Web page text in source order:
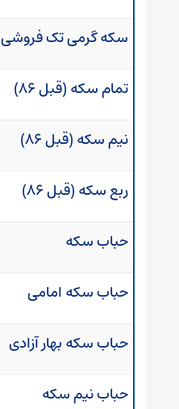
سکه گرمی تک فروشی
تمام سکه (قبل ۸۶)
نیم سکه (قبل ۸۶)
ربع سکه (قبل ۸۶)
حباب سکه
حباب سکه امامی
حباب سکه بهار آزادی
حباب نیم سکه